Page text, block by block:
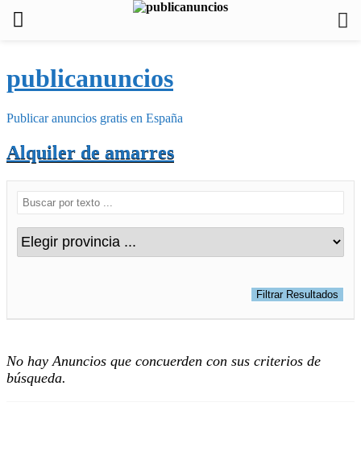
publicanuncios
Publicar anuncios gratis en España
Alquiler de amarres
No hay Anuncios que concuerden con sus criterios de
búsqueda.